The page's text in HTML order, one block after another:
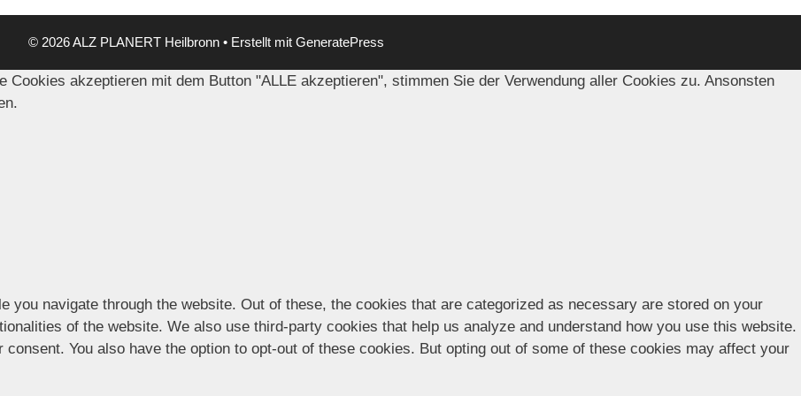
© 2026 ALZ PLANERT Heilbronn • Erstellt mit GeneratePress
akzeptieren mit dem Button "ALLE akzeptieren", stimmen Sie der Verwendung aller Cookies zu. Ansonsten
you navigate through the website. Out of these, the cookies that are categorized as necessary are stored on your
of the website. We also use third-party cookies that help us analyze and understand how you use this website.
You also have the option to opt-out of these cookies. But opting out of some of these cookies may affect your